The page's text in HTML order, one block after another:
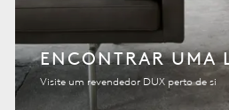
ENCONTRAR UMA
Visite um revendedor DUX perto de si